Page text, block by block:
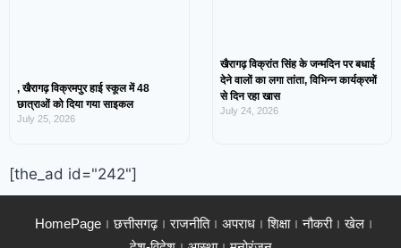
, खैरागढ़ विक्रमपुर हाई स्कूल में 48
छात्राओं को दिया गया साइकल
July 25, 2026
खैरागढ़ विक्रांत सिंह के जन्मदिन पर बधाई
देने वालों का लगा तांता, विभिन्न कार्यक्रमों
से दिन रहा खास
July 24, 2026
[the_ad id="242"]
HomePage छत्तीसगढ़ राजनीति अपराध शिक्षा नौकरी
खेल